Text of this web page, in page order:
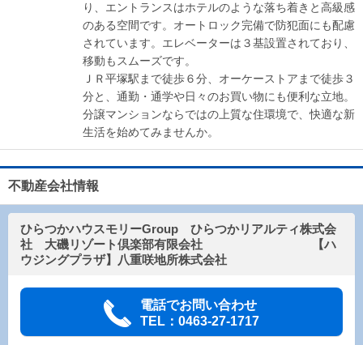
り、エントランスはホテルのような落ち着きと高級感
のある空間です。オートロック完備で防犯面にも配慮
されています。エレベーターは３基設置されており、
移動もスムーズです。
ＪＲ平塚駅まで徒歩６分、オーケーストアまで徒歩３
分と、通勤・通学や日々のお買い物にも便利な立地。
分譲マンションならではの上質な住環境で、快適な新
生活を始めてみませんか。
不動産会社情報
ひらつかハウスモリーGroup ひらつかリアルティ株式会
社 大磯リゾート倶楽部有限会社 【ハ
ウジングプラザ】八重咲地所株式会社
電話でお問い合わせ
TEL：0463-27-1717